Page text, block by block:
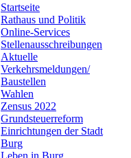
Startseite
Rathaus und Politik
Online-Services
Stellenausschreibungen
Aktuelle
Verkehrsmeldungen/
Baustellen
Wahlen
Zensus 2022
Grundsteuerreform
Einrichtungen der Stadt
Burg
Leben in Burg